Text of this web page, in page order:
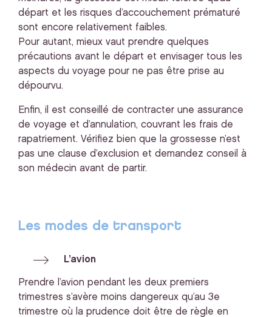
départ et les risques d’accouchement prématuré
sont encore relativement faibles.
Pour autant, mieux vaut prendre quelques
précautions avant le départ et envisager tous les
aspects du voyage pour ne pas être prise au
dépourvu.
Enfin, il est conseillé de contracter une assurance
de voyage et d’annulation, couvrant les frais de
rapatriement. Vérifiez bien que la grossesse n’est
pas une clause d’exclusion et demandez conseil à
son médecin avant de partir.
Les modes de transport
L’avion
Prendre l’avion pendant les deux premiers
trimestres s’avère moins dangereux qu’au 3e
trimestre où la prudence doit être de règle en